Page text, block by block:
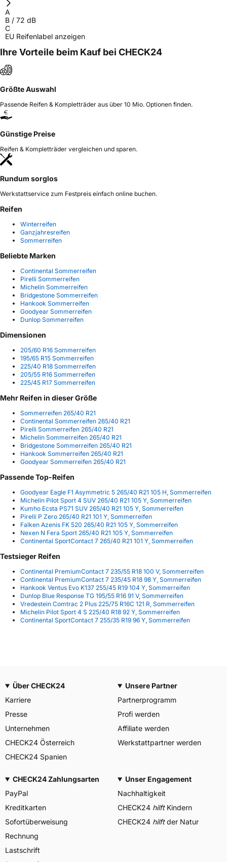
A
B / 72 dB
C
EU Reifenlabel anzeigen
Ihre Vorteile beim Kauf bei CHECK24
Größte Auswahl
Passende Reifen & Kompletträder aus über 10 Mio. Optionen finden.
Günstige Preise
Reifen & Kompletträder vergleichen und sparen.
Rundum sorglos
Werkstattservice zum Festpreis einfach online buchen.
Reifen
Winterreifen
Ganzjahresreifen
Sommerreifen
Beliebte Marken
Continental Sommerreifen
Pirelli Sommerreifen
Michelin Sommerreifen
Bridgestone Sommerreifen
Hankook Sommerreifen
Goodyear Sommerreifen
Dunlop Sommerreifen
Dimensionen
205/60 R16 Sommerreifen
195/65 R15 Sommerreifen
225/40 R18 Sommerreifen
205/55 R16 Sommerreifen
225/45 R17 Sommerreifen
Mehr Reifen in dieser Größe
Sommerreifen 265/40 R21
Continental Sommerreifen 265/40 R21
Pirelli Sommerreifen 265/40 R21
Michelin Sommerreifen 265/40 R21
Bridgestone Sommerreifen 265/40 R21
Hankook Sommerreifen 265/40 R21
Goodyear Sommerreifen 265/40 R21
Passende Top-Reifen
Goodyear Eagle F1 Asymmetric 5 265/40 R21 105 H, Sommerreifen
Michelin Pilot Sport 4 SUV 265/40 R21 105 Y, Sommerreifen
Kumho Ecsta PS71 SUV 265/40 R21 105 Y, Sommerreifen
Pirelli P Zero 265/40 R21 101 Y, Sommerreifen
Falken Azenis FK 520 265/40 R21 105 Y, Sommerreifen
Nexen N Fera Sport 265/40 R21 105 Y, Sommerreifen
Continental SportContact 7 265/40 R21 101 Y, Sommerreifen
Testsieger Reifen
Continental PremiumContact 7 235/55 R18 100 V, Sommerreifen
Continental PremiumContact 7 235/45 R18 98 Y, Sommerreifen
Hankook Ventus Evo K137 255/45 R19 104 Y, Sommerreifen
Dunlop Blue Response TG 195/55 R16 91 V, Sommerreifen
Vredestein Comtrac 2 Plus 225/75 R16C 121 R, Sommerreifen
Michelin Pilot Sport 4 S 225/40 R18 92 Y, Sommerreifen
Continental SportContact 7 255/35 R19 96 Y, Sommerreifen
Über CHECK24
Karriere
Presse
Unternehmen
CHECK24 Österreich
CHECK24 Spanien
Unsere Partner
Partnerprogramm
Profi werden
Affiliate werden
Werkstattpartner werden
CHECK24 Zahlungsarten
PayPal
Kreditkarten
Sofortüberweisung
Rechnung
Lastschrift
Unser Engagement
Nachhaltigkeit
CHECK24 hilftKindern
CHECK24 hilftder Natur